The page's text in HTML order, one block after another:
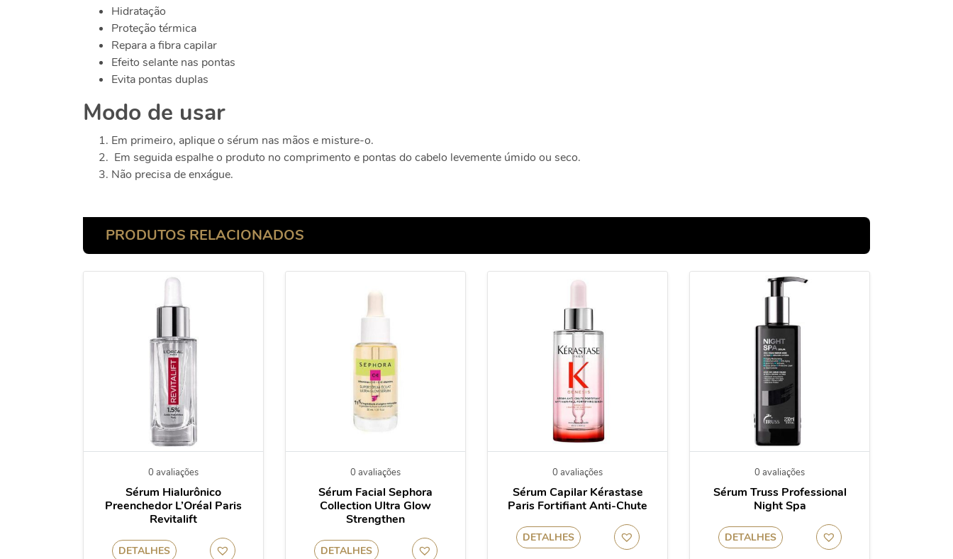
Hidratação
Proteção térmica
Repara a fibra capilar
Efeito selante nas pontas
Evita pontas duplas
Modo de usar
Em primeiro, aplique o sérum nas mãos e misture-o.
Em seguida espalhe o produto no comprimento e pontas do cabelo levemente úmido ou seco.
Não precisa de enxágue.
PRODUTOS RELACIONADOS
0 avaliações
Sérum Hialurônico
Preenchedor L’Oréal Paris
Revitalift
DETALHES
0 avaliações
Sérum Facial Sephora
Collection Ultra Glow
Strengthen
DETALHES
0 avaliações
Sérum Capilar Kérastase
Paris Fortifiant Anti-Chute
DETALHES
0 avaliações
Sérum Truss Professional
Night Spa
DETALHES